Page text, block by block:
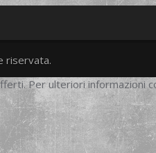
googleplus
facebook
riservata.
Per ulteriori informazioni